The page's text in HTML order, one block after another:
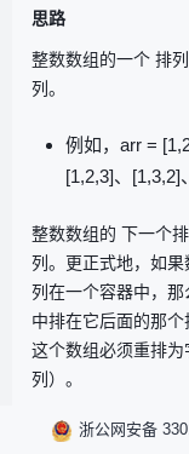
思路
整数数组的一个 排
列。
例如， arr =
[1,2,3]、 [1,3,2]、
整数数组的 下一个
列。更正式地，如
列在一个容器中，
中排在它后面的那
这个数组必须重排
列）。
例如，arr =
浙公网安备